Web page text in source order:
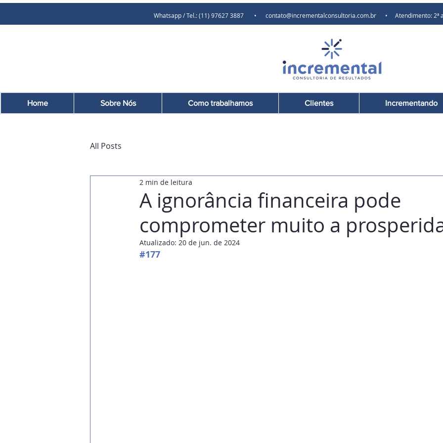
Whatsapp / Tel.: (11) 97627 3887 • contato@incrementalconsultoria.com.br • Atendimento: 2ª a
Home Sobre Nós Como trabalhamos Clientes Incrementando
All Posts
A ignorância financeira pode
comprometer muito a
2 min de leitura
Atualizado: 20 de jun. de 2024
#177